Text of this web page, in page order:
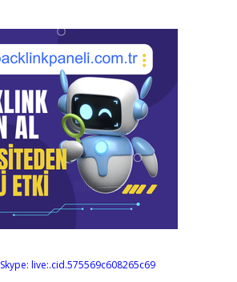
Skype: live:.cid.575569c608265c69